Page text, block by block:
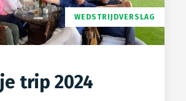
WEDSTRIJDVERSLAG
trip 2024